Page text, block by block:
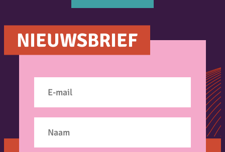
NIEUWSBRIEF